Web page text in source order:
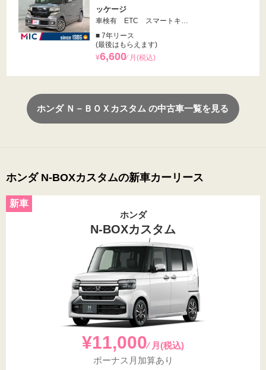
ッケージ
車検有 ETC スマートキ…
■ 7年リース
(最後はもらえます)
¥6,600⁄ 月(税込)
ホンダ Ｎ－ＢＯＸカスタム の中古車一覧を見る
ホンダ N-BOXカスタムの新車カーリース
ホンダ
N-BOXカスタム
¥11,000⁄ 月(税込)
ボーナス月加算あり